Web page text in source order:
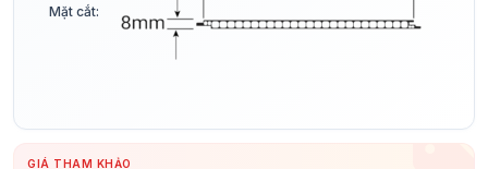
Mặt cắt:
GIÁ THAM KHẢO